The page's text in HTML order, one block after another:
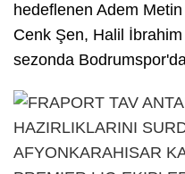
hedeflenen Adem
Cenk Şen, Halil
sezonda